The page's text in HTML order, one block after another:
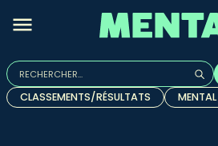
Rechercher :
Quand les résultats de l'auto-
CLASSEMENTS/RÉSULTATS